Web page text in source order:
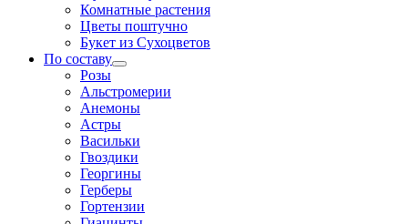
Комнатные растения
Цветы поштучно
Букет из Сухоцветов
По составу
Розы
Альстромерии
Анемоны
Астры
Васильки
Гвоздики
Георгины
Герберы
Гортензии